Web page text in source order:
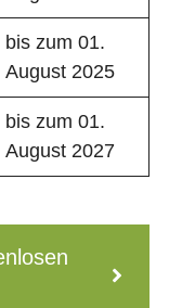
bis zum 01.
August 2025
bis zum 01.
August 2027